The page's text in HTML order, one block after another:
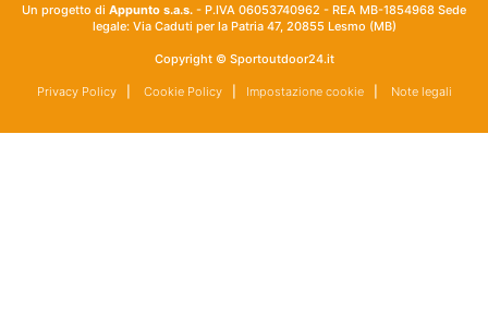
Un progetto di Appunto s.a.s. - P.IVA 06053740962 - REA MB-1854968 Sede
legale: Via Caduti per la Patria 47, 20855 Lesmo (MB)
Copyright © Sportoutdoor24.it
Privacy Policy| Cookie Policy| Impostazione cookie| Note legali